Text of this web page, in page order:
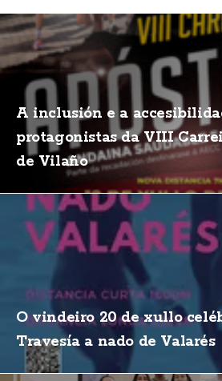
A inclusión e a
protagonistas da VIII
de Vilaño
O vindeiro 20 de xullo
Travesía a nado de Valarés